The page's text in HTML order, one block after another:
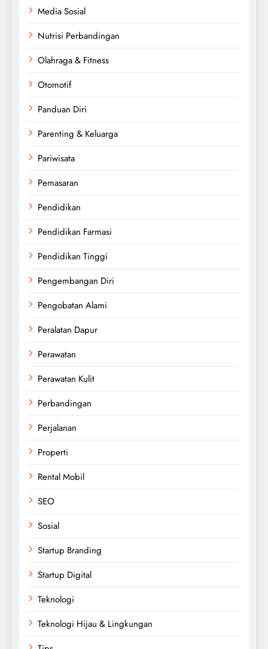
Media Sosial
Nutrisi Perbandingan
Olahraga & Fitness
Otomotif
Panduan Diri
Parenting & Keluarga
Pariwisata
Pemasaran
Pendidikan
Pendidikan Farmasi
Pendidikan Tinggi
Pengembangan Diri
Pengobatan Alami
Peralatan Dapur
Perawatan
Perawatan Kulit
Perbandingan
Perjalanan
Properti
Rental Mobil
SEO
Sosial
Startup Branding
Startup Digital
Teknologi
Teknologi Hijau & Lingkungan